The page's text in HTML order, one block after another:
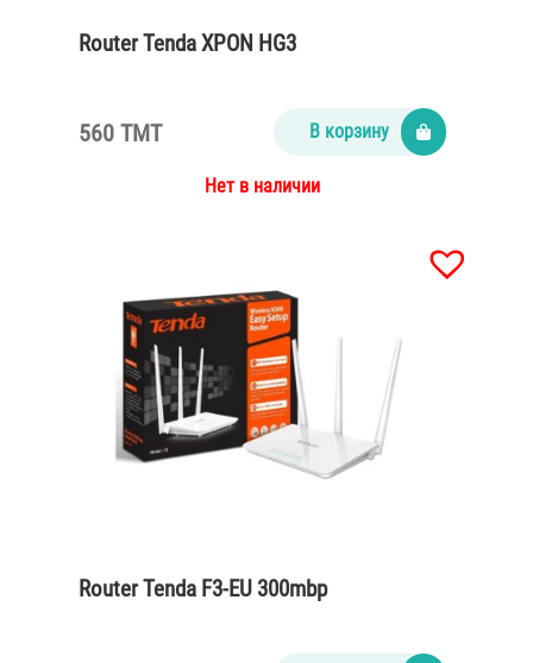
Router Tenda XPON HG3
560 TMT В корзину
Нет в наличии
Router Tenda F3-EU 300mbp